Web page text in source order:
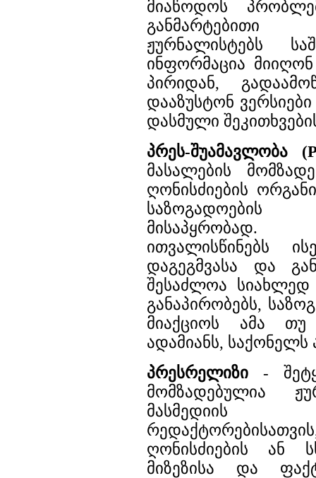
მიაწოდოს
ჟურნალისტებს
ინფორმაცია
პირიდან,
დააზუსტონ
დასმული
პრეს-შუამავლობა
მასალების
ღონისძიების
მისაპყრობად.
ითვალისწინებს
დაგეგმვასა და
შესაძლოა სიახლედ
განაპირობებს,
მიაქციოს ამა თუ
ადამიანს, საქონელს
პრესრელიზი -
მომზადებულია
მასმედიის
ღონისძიების ან
მიზეზისა და